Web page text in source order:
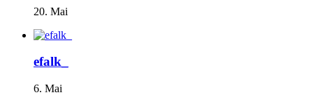
20. Mai
efalk_
6. Mai